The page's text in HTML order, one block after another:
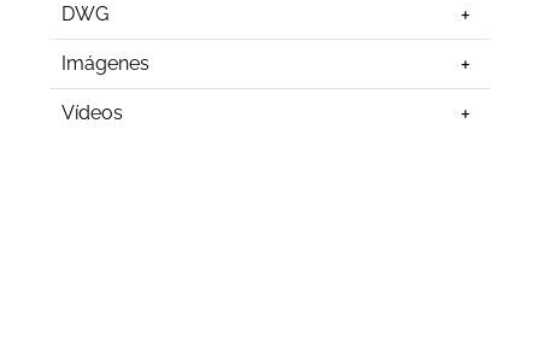
DWG
Imágenes
Vídeos